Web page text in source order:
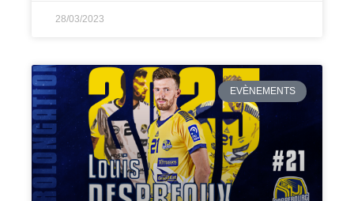
28/03/2023
EVÈNEMENTS